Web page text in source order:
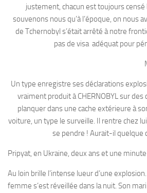
justement, chacun est toujours
souvenons nous qu’à l’époque, on nous
de Tchernobyl s’était arrêté à notre
pas de visa adéquat pour
Un type enregistre ses déclarations
vraiment produit à CHERNOBYL sur
planquer dans une cache extérieure à
voiture, un type le surveille. Il rentre chez
se pendre ! Aurait-il quelque
Pripyat, en Ukraine, deux ans et une
Au loin brille l’intense lueur d’une
femme s’est réveillée dans la nuit. Son